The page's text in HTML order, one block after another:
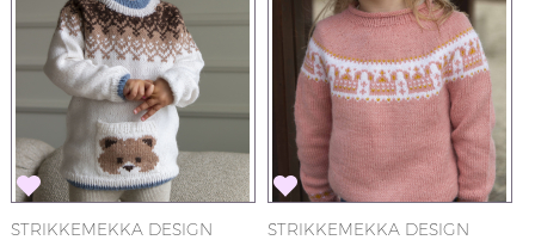
STRIKKEMEKKA DESIGN STRIKKEMEKKA DESIGN